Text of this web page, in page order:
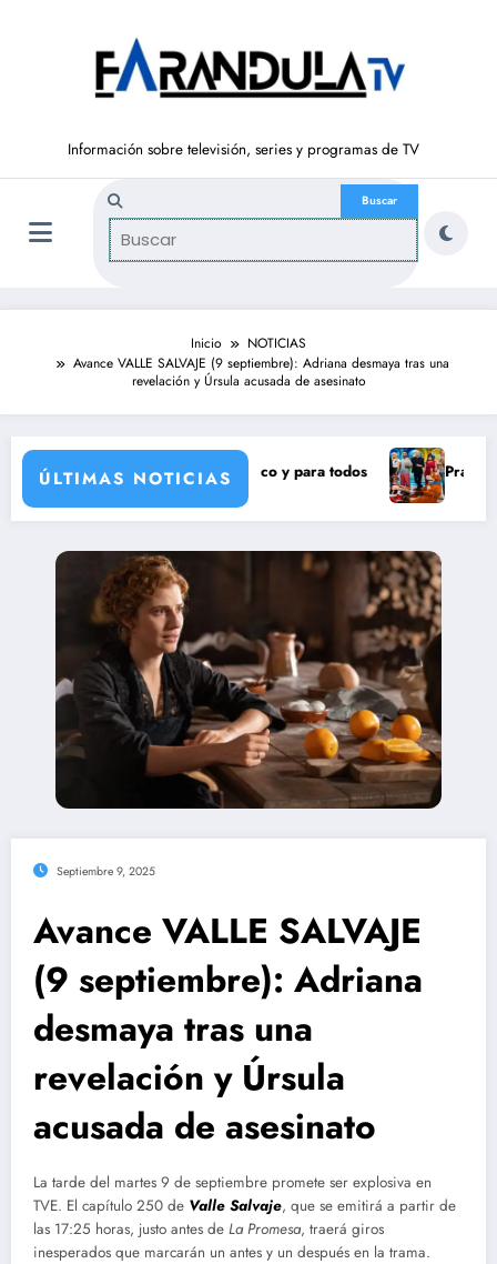
Información sobre televisión, series y programas de TV
Inicio
NOTICIAS
Avance VALLE SALVAJE (9 septiembre): Adriana desmaya tras una
revelación y Úrsula acusada de asesinato
ÚLTIMAS NOTICIAS
un eclipse solar histórico y para todos Pravia y
Septiembre 9, 2025
Avance VALLE SALVAJE
(9 septiembre): Adriana
desmaya tras una
revelación y Úrsula
acusada de asesinato
La tarde del martes 9 de septiembre promete ser explosiva en
TVE. El capítulo 250 de Valle Salvaje, que se emitirá a partir de
las 17:25 horas, justo antes de La Promesa, traerá giros
inesperados que marcarán un antes y un después en la trama.